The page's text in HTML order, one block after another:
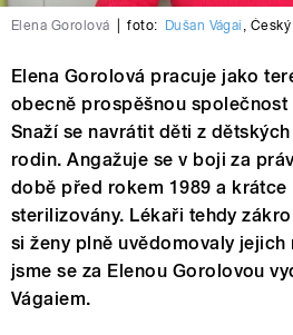
Elena Gorolová foto: Dušan Vágai ,
Elena Gorolová pracuje jako
obecně prospěšnou společnost
Snaží se navrátit děti z
rodin. Angažuje se v boji za
době před rokem 1989 a
sterilizovány. Lékaři tehdy
si ženy plně uvědomovaly jejich
jsme se za Elenou Gorolovou
Vágaiem.